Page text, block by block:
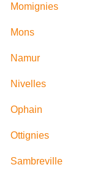
Momignies
Mons
Namur
Nivelles
Ophain
Ottignies
Sambreville